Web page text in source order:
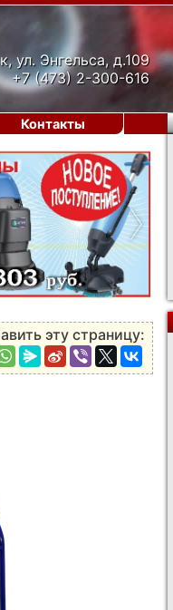
ул. Энгельса, д.109
+7 (473) 2-300-616
›
эту страницу:
Контакты